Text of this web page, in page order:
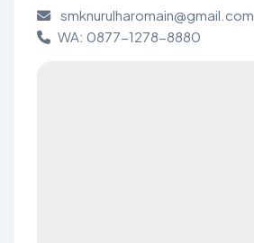
smknurulharomain@gmail.com
WA: 0877-1278-8880